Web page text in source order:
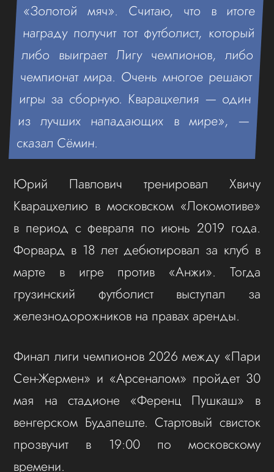
«Золотой мяч». Считаю, что в итоге
награду получит тот футболист, который
либо выиграет Лигу чемпионов, либо
чемпионат мира. Очень многое решают
игры за сборную. Кварацхелия — один
из лучших нападающих в мире», —
сказал Сёмин.
Юрий Павлович тренировал Хвичу
Кварацхелию в московском «Локомотиве»
в период с февраля по июнь 2019 года.
Форвард в 18 лет дебютировал за клуб в
марте в игре против «Анжи». Тогда
грузинский футболист выступал за
железнодорожников на правах аренды.
Финал лиги чемпионов 2026 между «Пари
Сен-Жермен» и «Арсеналом» пройдет 30
мая на стадионе «Ференц Пушкаш» в
венгерском Будапеште. Стартовый свисток
прозвучит в 19:00 по московскому
времени.